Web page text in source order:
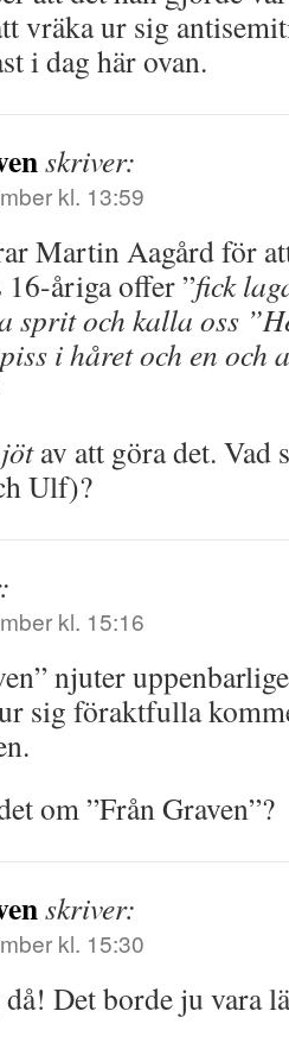
vräka ur sig
i dag här ovan.
skriver:
kl. 13:59
Martin Aagård för
16-åriga offer ”fick
sprit och kalla oss
i håret och en och
av att göra det. Vad
Ulf)?
kl. 15:16
njuter
sig föraktfulla
om ”Från Graven”?
skriver:
kl. 15:30
Det borde ju vara